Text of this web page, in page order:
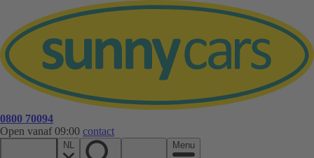
0800 70094
Open vanaf 09:00 contact
NL Menu